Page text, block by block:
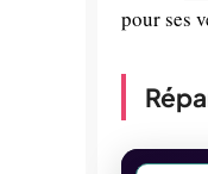
pour ses